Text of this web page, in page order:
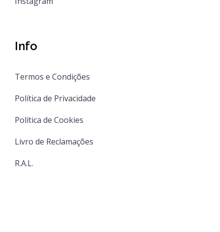
Info
Termos e Condições
Política de Privacidade
Política de Cookies
Livro de Reclamações
R.A.L.